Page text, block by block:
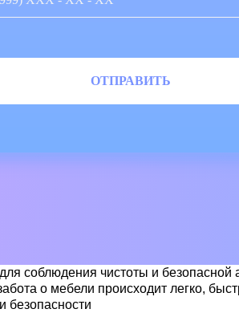
соблюдения чистоты и
о мебели происходит легко,
безопасности